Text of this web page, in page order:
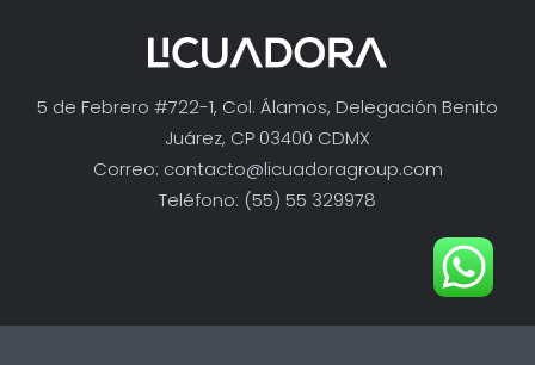
5 de Febrero #722-1, Col. Álamos, Delegación Benito
Juárez, CP 03400 CDMX
Correo: contacto@licuadoragroup.com
Teléfono: (55) 55 329978